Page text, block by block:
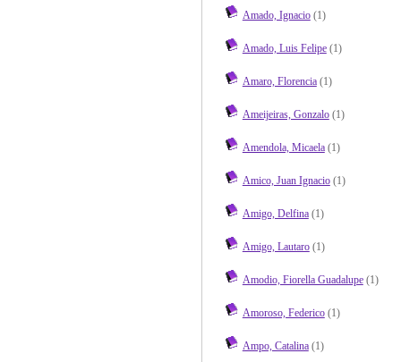
Amado, Ignacio(1)
Amado, Luis Felipe(1)
Amaro, Florencia(1)
Ameijeiras, Gonzalo(1)
Amendola, Micaela(1)
Amico, Juan Ignacio(1)
Amigo, Delfina(1)
Amigo, Lautaro(1)
Amodio, Fiorella Guadalupe(1)
Amoroso, Federico(1)
Ampo, Catalina(1)